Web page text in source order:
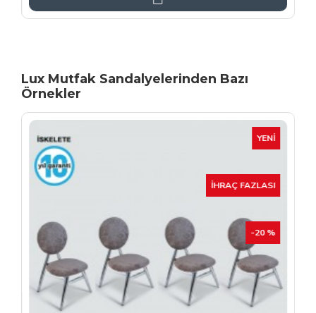
Lux Mutfak Sandalyelerinden Bazı
Örnekler
YENI
İHRAÇ FAZLASI
-20 %